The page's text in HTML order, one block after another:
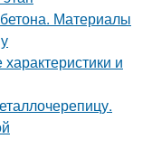
Материалы
и